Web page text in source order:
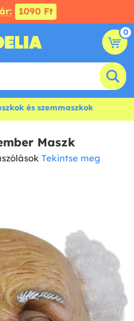
1090 Ft
0
és szemmaszkok
Maszk
Tekintse meg